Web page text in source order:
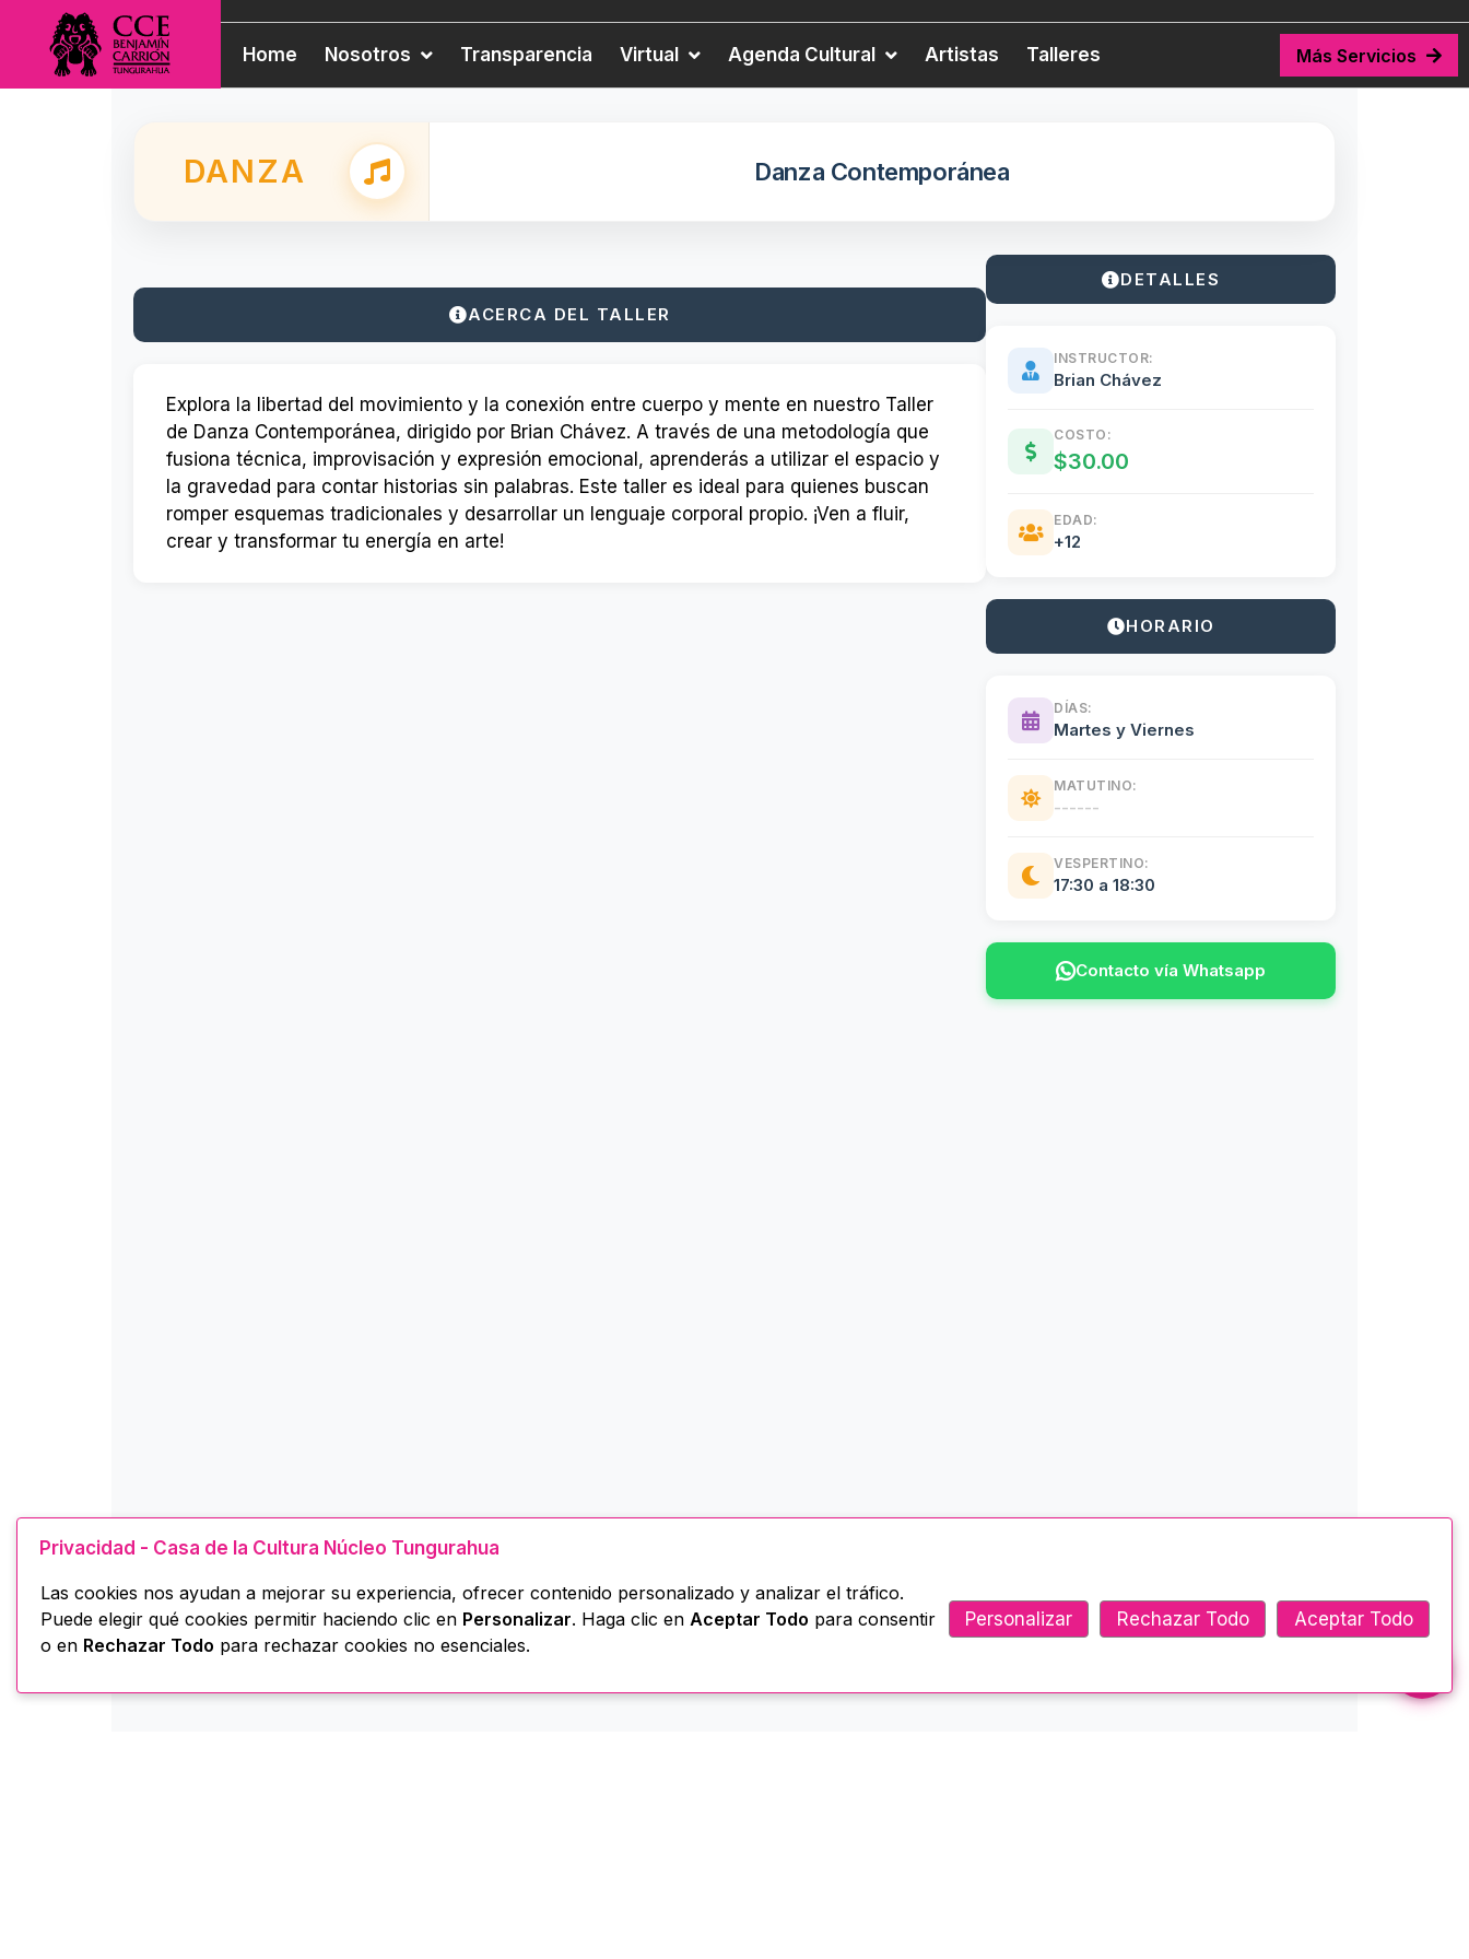
Home Nosotros Transparencia Virtual Agenda Cultural Artistas Talleres Más Servicios
DANZA Danza Contemporánea
ACERCA DEL TALLER
Explora la libertad del movimiento y la conexión entre cuerpo y mente en nuestro Taller
de Danza Contemporánea, dirigido por Brian Chávez. A través de una metodología que
fusiona técnica, improvisación y expresión emocional, aprenderás a utilizar el espacio y
la gravedad para contar historias sin palabras. Este taller es ideal para quienes buscan
romper esquemas tradicionales y desarrollar un lenguaje corporal propio. ¡Ven a fluir,
crear y transformar tu energía en arte!
DETALLES
INSTRUCTOR:
Brian Chávez
COSTO:
$30.00
EDAD:
+12
HORARIO
DÍAS:
Martes y Viernes
MATUTINO:
------
VESPERTINO:
17:30 a 18:30
Contacto vía Whatsapp
Privacidad - Casa de la Cultura Núcleo Tungurahua
Las cookies nos ayudan a mejorar su experiencia, ofrecer contenido personalizado y analizar el tráfico.
Puede elegir qué cookies permitir haciendo clic en Personalizar. Haga clic en Aceptar Todo para consentir
o en Rechazar Todo para rechazar cookies no esenciales.
Personalizar Rechazar Todo Aceptar Todo